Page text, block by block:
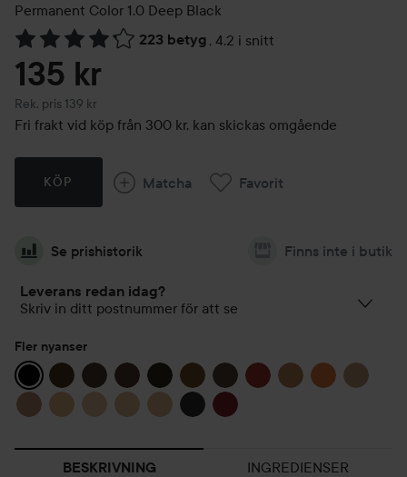
Permanent Color 1.0 Deep Black
223 betyg , 4.2 i snitt
Hoppa till Betyg & kommentarer
135 kr
Rek. pris 139 kr
Rekommenderat pris 139 kr
Fri frakt vid köp från 300 kr, kan skickas omgående
KÖP Matcha Favorit
Se prishistorik Finns inte i butik
Leverans redan idag?
Skriv in ditt postnummer för att se
Fler nyanser
BESKRIVNING INGREDIENSER